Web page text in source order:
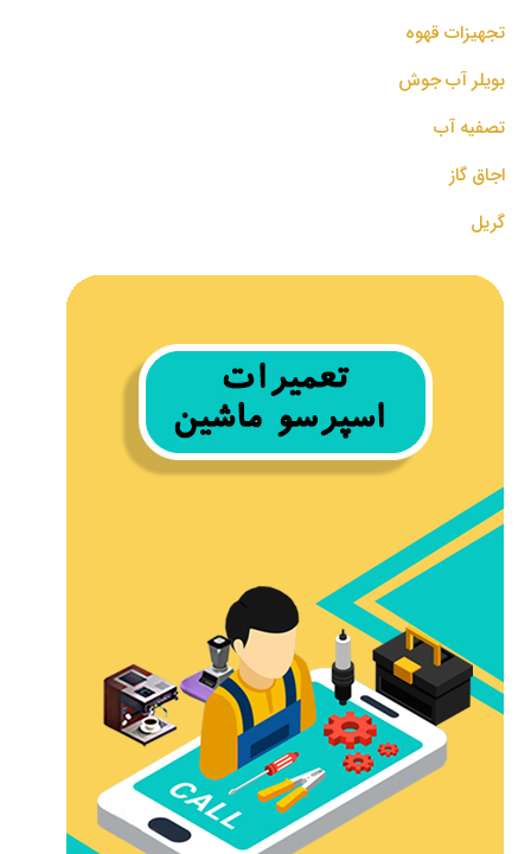
تجهیزات قهوه
بویلر آب جوش
تصفیه آب
اجاق گاز
گریل